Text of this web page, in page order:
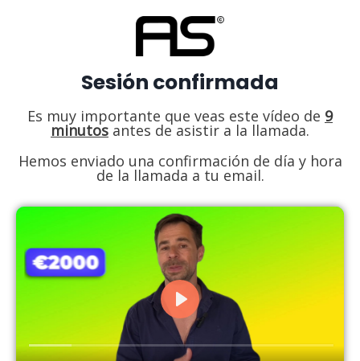
Sesión confirmada
Es muy importante que veas este vídeo de 9
minutos antes de asistir a la llamada.
Hemos enviado una confirmación de día y hora
de la llamada a tu email.